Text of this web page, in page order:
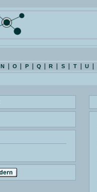
N O P Q R S T U